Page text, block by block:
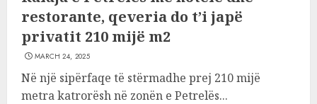
restorante, qeveria do t’i japë
privatit 210 mijë m2
MARCH 24, 2025
Në një sipërfaqe të stërmadhe prej 210 mijë
metra katrorësh në zonën e Petrelës...